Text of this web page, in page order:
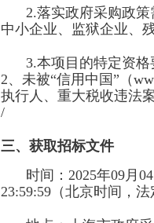
2.落实政府采购政策
中小企业、监狱企业、
3.本项目的特定资格
2、未被“信用中国”（
执行人、重大税收违法
/
三、获取招标文件
时间： 2025年09月
23:59:59 （北京时间，